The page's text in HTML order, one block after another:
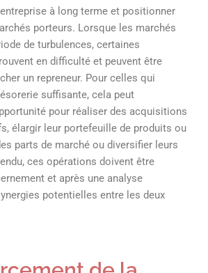
à long terme et positionner
porteurs. Lorsque les marchés
de turbulences, certaines
en difficulté et peuvent être
un repreneur. Pour celles qui
suffisante, cela peut
pour réaliser des acquisitions
élargir leur portefeuille de produits ou
parts de marché ou diversifier leurs
ces opérations doivent être
et après une analyse
potentielles entre les deux